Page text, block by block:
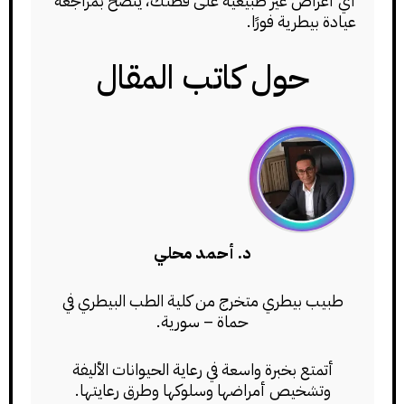
عيادة بيطرية فورًا.
حول كاتب المقال
د. أحمد محلي
طبيب بيطري متخرج من كلية الطب البيطري في
حماة – سورية.
أتمتع بخبرة واسعة في رعاية الحيوانات الأليفة
وتشخيص أمراضها وسلوكها وطرق رعايتها.